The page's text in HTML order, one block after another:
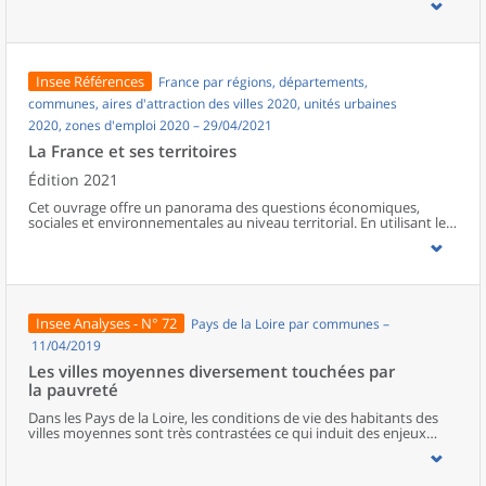
élevés dans les territoires de productions végétales, notamment la
des ménages agricoles, soit 7 points de plus qu’au niveau national.
Insee Références
France par régions, départements,
communes, aires d'attraction des villes 2020, unités urbaines
2020, zones d'emploi 2020 – 29/04/2021
La France et ses territoires
Édition 2021
Cet ouvrage offre un panorama des questions économiques,
sociales et environnementales au niveau territorial. En utilisant les
disparités géographiques en France, sur les forces et faiblesses des
population.
Insee Analyses - N° 72
Pays de la Loire par communes –
11/04/2019
Les villes moyennes diversement touchées par
la pauvreté
Dans les Pays de la Loire, les conditions de vie des habitants des
villes moyennes sont très contrastées ce qui induit des enjeux
différents en matière de développement. Certaines sont plus